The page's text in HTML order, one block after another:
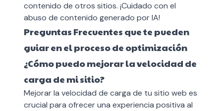
contenido de otros sitios. ¡Cuidado con el
abuso de contenido generado por IA!
Preguntas Frecuentes que te pueden
guiar en el proceso de optimización
¿Cómo puedo mejorar la velocidad de
carga de mi sitio?
Mejorar la velocidad de carga de tu sitio web es
crucial para ofrecer una experiencia positiva al